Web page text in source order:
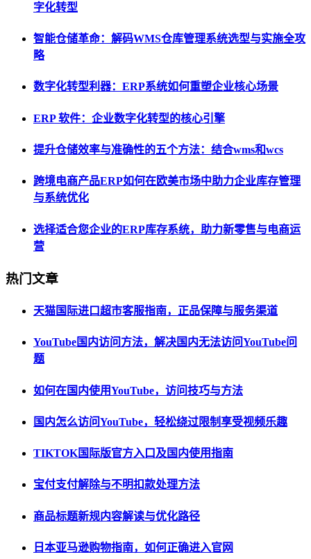
字化转型
智能仓储革命：解码WMS仓库管理系统选型与实施全攻
略
数字化转型利器：ERP系统如何重塑企业核心场景
ERP 软件：企业数字化转型的核心引擎
提升仓储效率与准确性的五个方法：结合wms和wcs
跨境电商产品ERP如何在欧美市场中助力企业库存管理
与系统优化
选择适合您企业的ERP库存系统，助力新零售与电商运
营
热门文章
天猫国际进口超市客服指南，正品保障与服务渠道
YouTube国内访问方法，解决国内无法访问YouTube问
题
如何在国内使用YouTube，访问技巧与方法
国内怎么访问YouTube，轻松绕过限制享受视频乐趣
TIKTOK国际版官方入口及国内使用指南
宝付支付解除与不明扣款处理方法
商品标题新规内容解读与优化路径
日本亚马逊购物指南，如何正确进入官网